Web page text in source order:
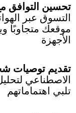
تحسين التوافق
التسوق عبر
موقعك متجاوبًا
الأجهزة
تقديم توصيات
الاصطناعي
تلبي اهتماماتهم